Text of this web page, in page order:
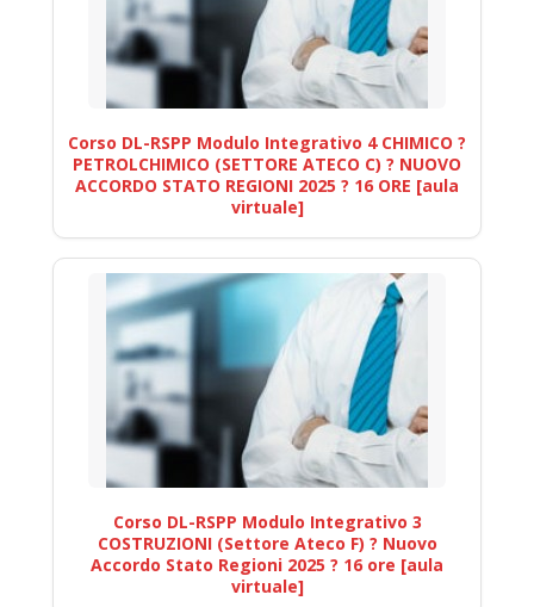
Corso DL-RSPP Modulo Integrativo 4 CHIMICO ?
PETROLCHIMICO (SETTORE ATECO C) ? NUOVO
ACCORDO STATO REGIONI 2025 ? 16 ORE [aula
virtuale]
Corso DL-RSPP Modulo Integrativo 3
COSTRUZIONI (Settore Ateco F) ? Nuovo
Accordo Stato Regioni 2025 ? 16 ore [aula
virtuale]